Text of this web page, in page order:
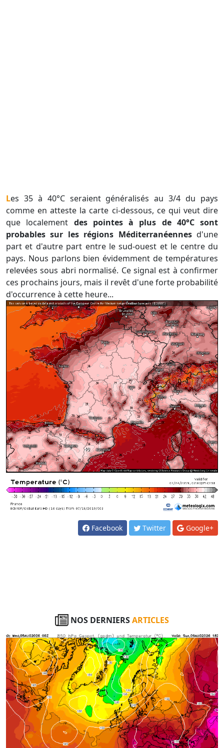
Les 35 à 40°C seraient généralisés au 3/4 du pays
comme en atteste la carte ci-dessous, ce qui veut dire
que localement des pointes à plus de 40°C sont
probables sur les régions Méditerranéennesd'une
part et d'autre part entre le sud-ouest et le centre du
pays. Nous parlons bien évidemment de températures
relevées sous abri normalisé. Ce signal est à confirmer
ces prochains jours, mais il revêt d'une forte probabilité
d'occurrence à cette heure...
Facebook Twitter Google+
NOS DERNIERSARTICLES